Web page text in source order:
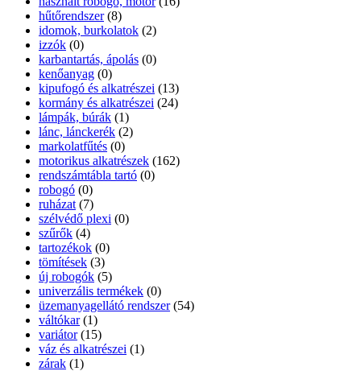
hűtőrendszer (8)
idomok, burkolatok (2)
izzók (0)
karbantartás, ápolás (0)
kenőanyag (0)
kipufogó és alkatrészei (13)
kormány és alkatrészei (24)
lámpák, búrák (1)
lánc, lánckerék (2)
markolatfűtés (0)
motorikus alkatrészek (162)
rendszámtábla tartó (0)
robogó (0)
ruházat (7)
szélvédő plexi (0)
szűrők (4)
tartozékok (0)
tömítések (3)
új robogók (5)
univerzális termékek (0)
üzemanyagellátó rendszer (54)
váltókar (1)
variátor (15)
váz és alkatrészei (1)
zárak (1)